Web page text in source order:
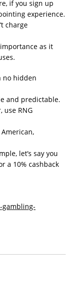
if you sign up
experience.
charge
as it
no hidden
and predictable.
use RNG
let’s say you
a 10% cashback